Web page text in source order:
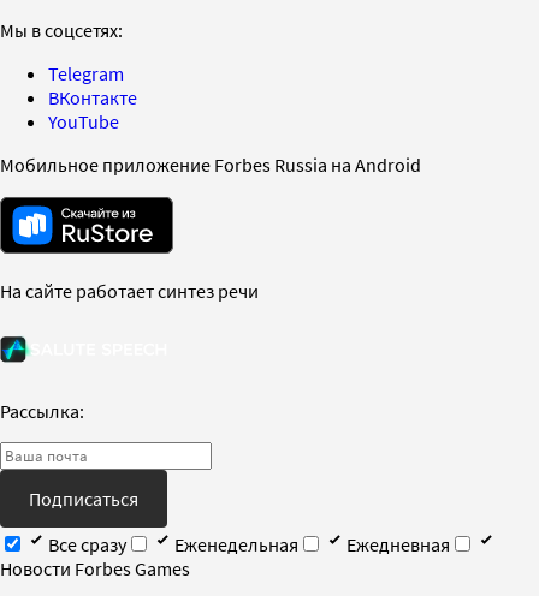
Мы в соцсетях:
Telegram
ВКонтакте
YouTube
Мобильное приложение Forbes Russia на Android
На сайте работает синтез речи
Рассылка:
Подписаться
Все сразу
Еженедельная
Ежедневная
Новости Forbes Games